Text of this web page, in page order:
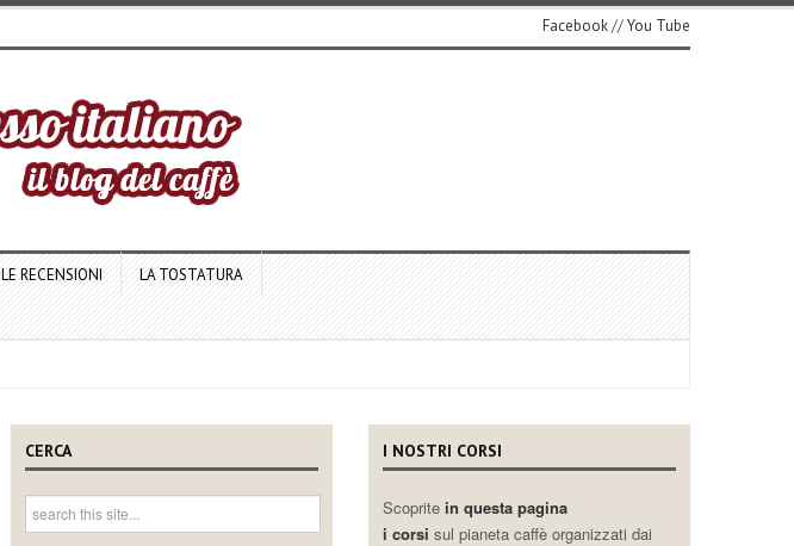
Facebook//You Tube
LE RECENSIONI LA TOSTATURA
CERCA I NOSTRI CORSI
Scoprite in questa pagina
i corsi sul pianeta caffè organizzati dai